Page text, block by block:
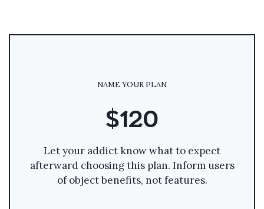
NAME YOUR PLAN
$120
Let your addict know what to expect
afterward choosing this plan. Inform users
of object benefits, not features.